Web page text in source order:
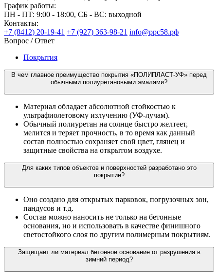
График работы:
ПН - ПТ: 9:00 - 18:00, СБ - ВС: выходной
Контакты:
+7 (8412) 20-19-41 +7 (927) 363-98-21 info@ррс58.рф
Вопрос / Ответ
Покрытия
В чем главное преимущество покрытия «ПОЛИПЛАСТ-УФ» перед
обычными полиуретановыми эмалями?
Материал обладает абсолютной стойкостью к
ультрафиолетовому излучению (УФ-лучам).
Обычный полиуретан на солнце быстро желтеет,
мелится и теряет прочность, в то время как данный
состав полностью сохраняет свой цвет, глянец и
защитные свойства на открытом воздухе.
Для каких типов объектов и поверхностей разработано это
покрытие?
Оно создано для открытых парковок, погрузочных зон,
пандусов и т.д.
Состав можно наносить не только на бетонные
основания, но и использовать в качестве финишного
светостойкого слоя по другим полимерным покрытиям.
Защищает ли материал бетонное основание от разрушения в
зимний период?